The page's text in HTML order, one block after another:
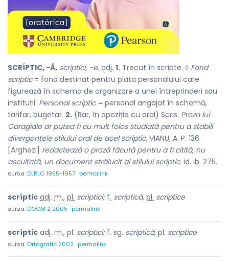
SCRÍPTIC, -Ă, scriptici, -e, adj. 1. Trecut în scripte. ◊ Fond
scriptic= fond destinat pentru plata personalului care
figurează în schema de organizare a unei întreprinderi sau
instituții. Personal scriptic =personal angajat în schemă,
tarifar, bugetar. 2. (Rar, în opoziție cu oral) Scris. Proza lui
Caragiale ar putea fi cu mult folos studiată pentru a stabili
divergențele stilului oral de acel scriptic. VIANU, A. P. 136.
[Arghezi] redactează o proză făcută pentru a fi citită, nu
ascultată, un document strălucit al stilului scriptic. id. ib. 275.
sursa:DLRLC 1955-1957 permalink
scríptic adj. m., pl. scríptici; f. scríptică, pl. scríptice
sursa:DOOM 2 2005 permalink
scríptic adj. m., pl. scríptici;f. sg. scríptică, pl. scríptice
sursa: Ortografic 2002 permalink